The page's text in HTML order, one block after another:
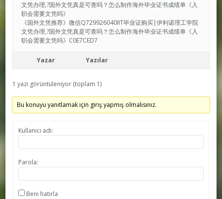
文凭办理,?国外文凭真是可查吗？怎么制作海外毕业证书成绩单《入
职会需要文凭吗》
《国外文凭推荐》微信Q729926040IIT毕业证购买|伊利诺理工学院
文凭办理,?国外文凭真是可查吗？怎么制作海外毕业证书成绩单《入
职会需要文凭吗》C0E7CED7
Yazar Yazılar
1 yazı görüntüleniyor (toplam 1)
Bu konuyu yanıtlamak için giriş yapmış olmalısınız.
Kullanıcı adı:
Parola:
Beni hatırla